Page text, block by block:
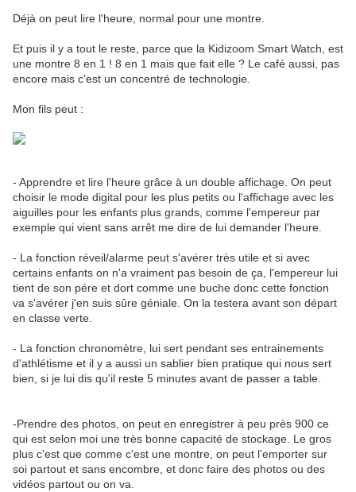
Déjà on peut lire l'heure, normal pour une montre.
Et puis il y a tout le reste, parce que la Kidizoom Smart Watch, est
une montre 8 en 1 ! 8 en 1 mais que fait elle ? Le café aussi, pas
encore mais c'est un concentré de technologie.
Mon fils peut :
- Apprendre et lire l'heure grâce à un double affichage. On peut
choisir le mode digital pour les plus petits ou l'affichage avec les
aiguilles pour les enfants plus grands, comme l'empereur par
exemple qui vient sans arrêt me dire de lui demander l'heure.
- La fonction réveil/alarme peut s'avérer très utile et si avec
certains enfants on n'a vraiment pas besoin de ça, l'empereur lui
tient de son pére et dort comme une buche donc cette fonction
va s'avérer j'en suis sûre géniale. On la testera avant son départ
en classe verte.
- La fonction chronomètre, lui sert pendant ses entrainements
d'athlétisme et il y a aussi un sablier bien pratique qui nous sert
bien, si je lui dis qu'il reste 5 minutes avant de passer a table.
-Prendre des photos, on peut en enregistrer à peu près 900 ce
qui est selon moi une très bonne capacité de stockage. Le gros
plus c'est que comme c'est une montre, on peut l'emporter sur
soi partout et sans encombre, et donc faire des photos ou des
vidéos partout ou on va.